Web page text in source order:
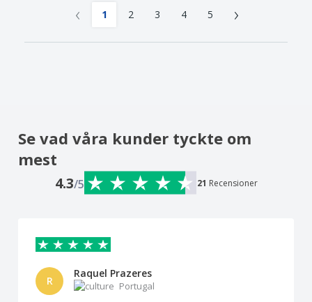
‹ 1 2 3 4 5 ›
Se vad våra kunder tyckte om
mest
4.3/5 21 Recensioner
R
Raquel Prazeres
Portugal